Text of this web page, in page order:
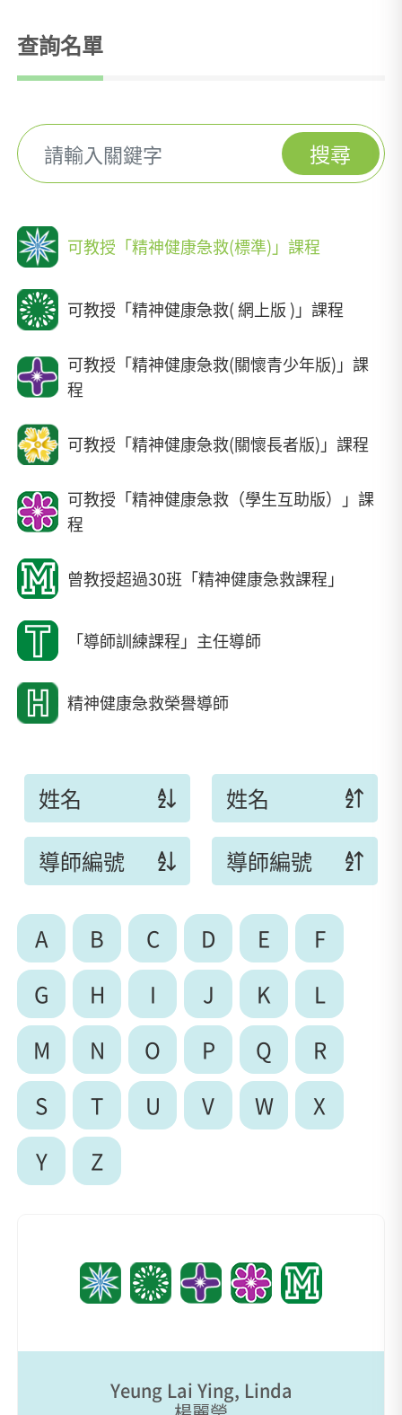
查詢名單
搜尋
可教授「精神健康急救(標準)」課程
可教授「精神健康急救( 網上版 )」課程
可教授「精神健康急救(關懷青少年版)」課
程
可教授「精神健康急救(關懷長者版)」課程
可教授「精神健康急救（學生互助版）」課
程
曾教授超過30班「精神健康急救課程」
「導師訓練課程」主任導師
精神健康急救榮譽導師
姓名
姓名
導師編號
導師編號
A B C D E
F
G
H I J K
L
M
N O P Q
R
S
T U V W
X
Y
Z
Yeung Lai Ying, Linda